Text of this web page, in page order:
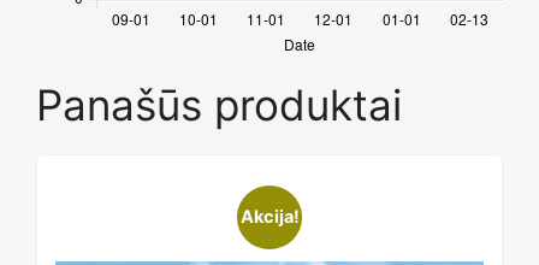
Panašūs produktai
Akcija!